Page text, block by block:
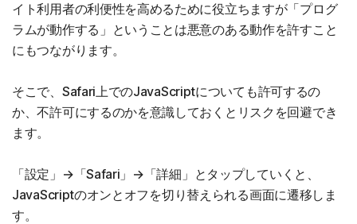
イト利用者の利便性を高めるために役立ちますが「プログ
ラムが動作する」ということは悪意のある動作を許すこと
にもつながります。
そこで、Safari上でのJavaScriptについても許可するの
か、不許可にするのかを意識しておくとリスクを回避でき
ます。
「設定」→「Safari」→「詳細」とタップしていくと、
JavaScriptのオンとオフを切り替えられる画面に遷移しま
す。